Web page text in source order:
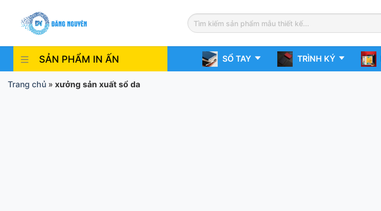
content
SẢN PHẨM IN ẤN SỔ TAY TRÌNH KÝ
Trang chủ » xưởng sản xuất sổ da